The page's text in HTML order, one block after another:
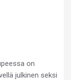
on
julkinen seksi